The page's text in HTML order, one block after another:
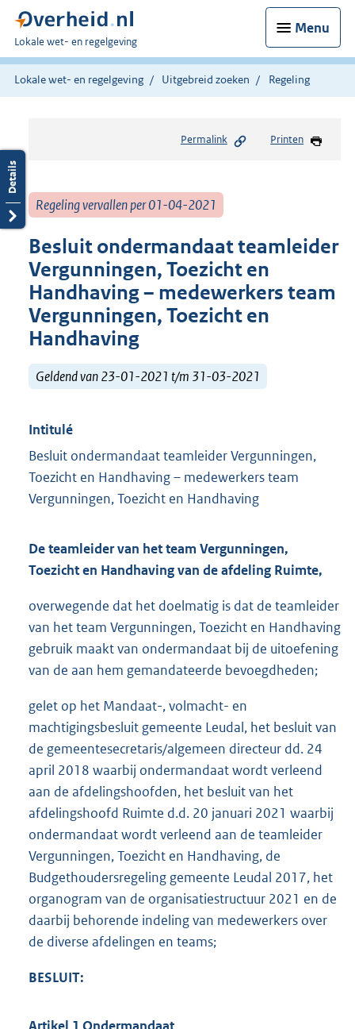
Menu
U
bent
hier:
Lokale wet- en regelgeving
Lokale wet- en regelgeving Uitgebreid zoeken Regeling
Permalink Printen
Regeling vervallen per 01-04-2021
Besluit ondermandaat teamleider
Vergunningen, Toezicht en
Handhaving – medewerkers team
Vergunningen, Toezicht en
Handhaving
Geldend van 23-01-2021 t/m 31-03-2021
Intitulé
Besluit ondermandaat teamleider Vergunningen,
Toezicht en Handhaving – medewerkers team
Vergunningen, Toezicht en Handhaving
De teamleider van het team Vergunningen,
Toezicht en Handhaving van de afdeling Ruimte,
overwegende dat het doelmatig is dat de teamleider
van het team Vergunningen, Toezicht en Handhaving
gebruik maakt van ondermandaat bij de uitoefening
van de aan hem gemandateerde bevoegdheden;
gelet op het Mandaat-, volmacht- en
machtigingsbesluit gemeente Leudal, het besluit van
de gemeentesecretaris/algemeen directeur dd. 24
april 2018 waarbij ondermandaat wordt verleend
aan de afdelingshoofden, het besluit van het
afdelingshoofd Ruimte d.d. 20 januari 2021 waarbij
ondermandaat wordt verleend aan de teamleider
Vergunningen, Toezicht en Handhaving, de
Budgethoudersregeling gemeente Leudal 2017, het
organogram van de organisatiestructuur 2021 en de
daarbij behorende indeling van medewerkers over
de diverse afdelingen en teams;
BESLUIT: